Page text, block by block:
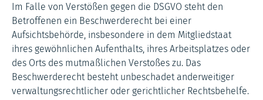
Im Falle von Verstößen gegen die DSGVO steht den
Betroffenen ein Beschwerderecht bei einer
Aufsichtsbehörde, insbesondere in dem Mitgliedstaat
ihres gewöhnlichen Aufenthalts, ihres Arbeitsplatzes oder
des Orts des mutmaßlichen Verstoßes zu. Das
Beschwerderecht besteht unbeschadet anderweitiger
verwaltungsrechtlicher oder gerichtlicher Rechtsbehelfe.